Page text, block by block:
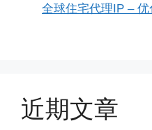
全球住宅代理IP –
近期文章